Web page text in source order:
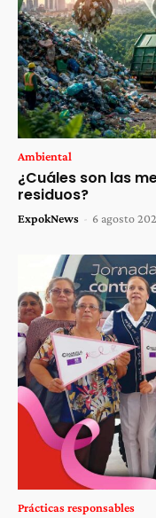
Ambiental
¿Cuáles son las
residuos?
ExpokNews - 6 agosto
Prácticas responsables